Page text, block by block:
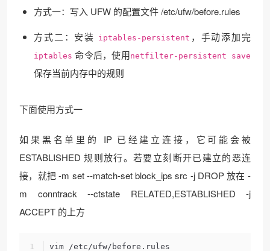
方式一：写入 UFW 的配置文件 /etc/ufw/before.rules
方式二：安装 iptables-persistent ，手动添加完
iptables 命令后，使用netfilter-persistent save
保存当前内存中的规则
下面使用方式一
如果黑名单里的 IP 已经建立连接，它可能会被
ESTABLISHED 规则放行。若要立刻断开已建立的恶连
接，就把 -m set --match-set block_ips src -j DROP 放在 -
m conntrack --ctstate RELATED,ESTABLISHED -j
ACCEPT 的上方
vim /etc/ufw/before.rules